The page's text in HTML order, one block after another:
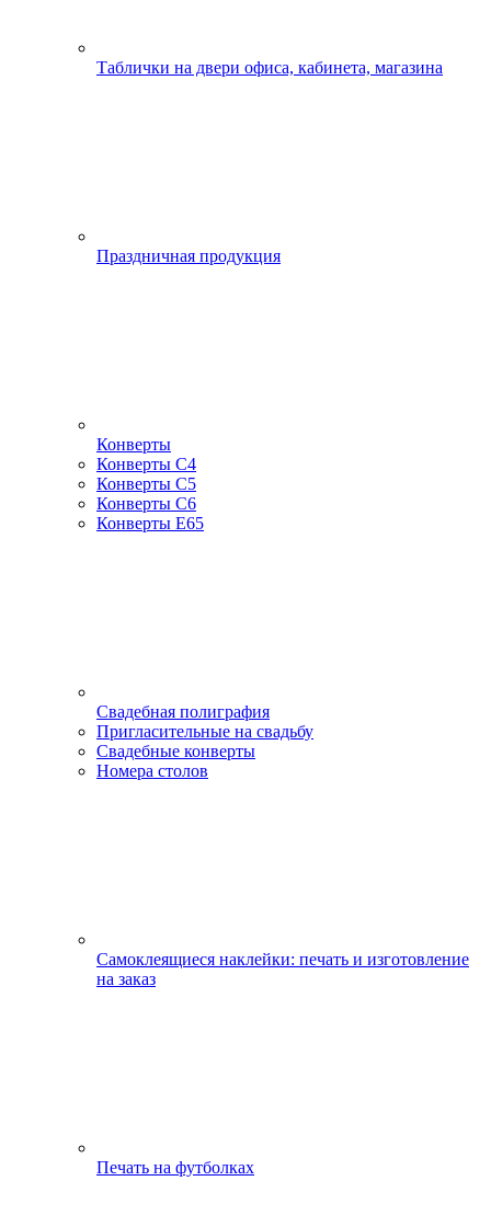
Таблички на двери офиса, кабинета, магазина
Праздничная продукция
Конверты
Конверты С4
Конверты С5
Конверты С6
Конверты Е65
Свадебная полиграфия
Пригласительные на свадьбу
Свадебные конверты
Номера столов
Самоклеящиеся наклейки: печать и изготовление
на заказ
Печать на футболках